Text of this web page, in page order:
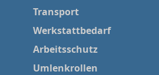
Transport
Werkstattbedarf
Arbeitsschutz
Umlenkrollen